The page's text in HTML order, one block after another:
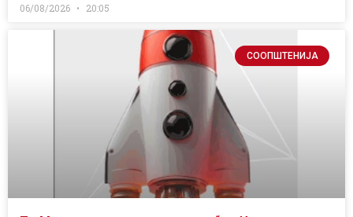
06/08/2026 20:05
СООПШТЕНИЈА